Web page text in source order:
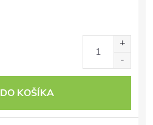
DO KOŠÍKA